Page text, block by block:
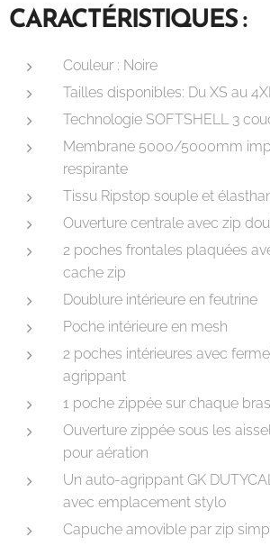
CARACTÉRISTIQUES :
Couleur : Noire
Tailles disponibles: Du XS au 4XL
Technologie SOFTSHELL 3
Membrane 5000/5000mm
respirante
Tissu Ripstop souple et
Ouverture centrale avec zip
2 poches frontales plaquées
cache zip
Doublure intérieure en feutrine
Poche intérieure en mesh
2 poches intérieures avec
agrippant
1 poche zippée sur chaque
Ouverture zippée sous les
pour aération
Un auto-agrippant GK
avec emplacement stylo
Capuche amovible par zip